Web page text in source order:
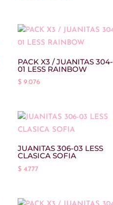
desde
$ 14.473
hasta
$ 15.732
PACK X3 / JUANITAS 304-
01 LESS RAINBOW
$ 9.076
JUANITAS 306-03 LESS
CLASICA SOFIA
$ 4.777